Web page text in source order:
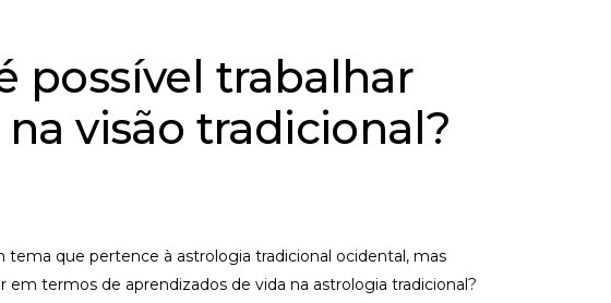
possível trabalhar
visão tradicional?
tema que pertence à astrologia tradicional ocidental, mas
em termos de aprendizados de vida na astrologia tradicional?